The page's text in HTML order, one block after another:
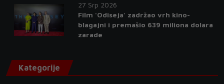
27 Srp 2026
Film 'Odiseja' zadržao vrh kino-
blagajni i premašio 639 miliona dolara
zarade
Kategorije